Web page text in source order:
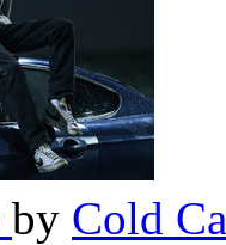
by Cold